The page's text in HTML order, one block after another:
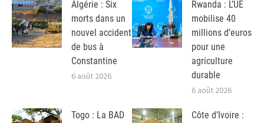
Algérie : Six
morts dans un
nouvel accident
de bus à
Constantine
6 août 2026
Rwanda : L’UE
mobilise 40
millions d’euros
pour une
agriculture
durable
6 août 2026
Togo : La BAD
Côte d’Ivoire :